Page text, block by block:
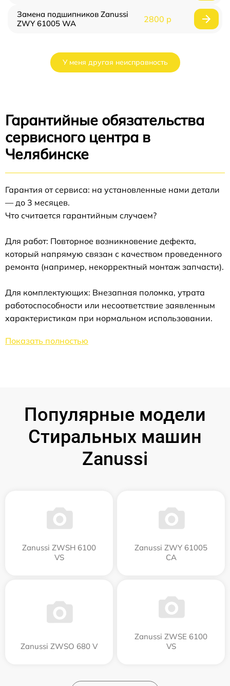
Замена подшипников Zanussi
ZWY 61005 WA
2800 р
У меня другая неисправность
Гарантийные обязательства
сервисного центра в
Челябинске
Гарантия от сервиса: на установленные нами детали
— до 3 месяцев.
Что считается гарантийным случаем?
Для работ: Повторное возникновение дефекта,
который напрямую связан с качеством проведенного
ремонта (например, некорректный монтаж запчасти).
Для комплектующих: Внезапная поломка, утрата
работоспособности или несоответствие заявленным
характеристикам при нормальном использовании.
Показать полностью
Популярные модели
Стиральных машин
Zanussi
Zanussi ZWSH 6100
VS
Zanussi ZWY 61005
CA
Zanussi ZWSO 680 V
Zanussi ZWSE 6100
VS